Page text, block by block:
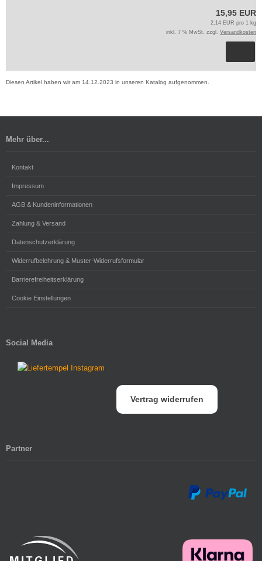
15,95 EUR
2,14 EUR pro 1 kg
inkl. 7 % MwSt. zzgl. Versandkosten
Diesen Artikel haben wir am 14.12.2023 in unseren Katalog aufgenommen.
Mehr über...
Kontakt
Impressum
AGB & Kundeninformationen
Zahlung & Versand
Datenschutzerklärung
Widerrufbelehrung & Muster-Widerrufsformular
Barrierefreiheitserklärung
Cookie Einstellungen
Social Media
Vertrag widerrufen
Partner